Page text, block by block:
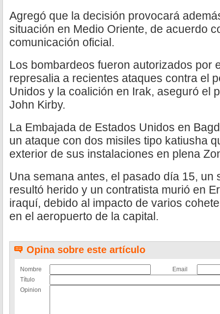
Agregó que la decisión provocará
situación en Medio Oriente, de acuerdo
comunicación oficial.
Los bombardeos fueron autorizados por
represalia a recientes ataques contra el
Unidos y la coalición en Irak, aseguró el
John Kirby.
La Embajada de Estados Unidos en
un ataque con dos misiles tipo katiusha
exterior de sus instalaciones en plena
Una semana antes, el pasado día 15, un
resultó herido y un contratista murió en
iraquí, debido al impacto de varios
en el aeropuerto de la capital.
Opina sobre este artículo
Nombre
Email
Título
Opinion